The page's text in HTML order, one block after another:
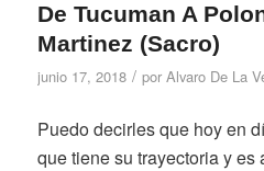
De Tucuman A
Martinez (Sacro)
junio 17, 2018 / por Alvaro De La
Puedo decirles que hoy en
que tiene su trayectoria y es